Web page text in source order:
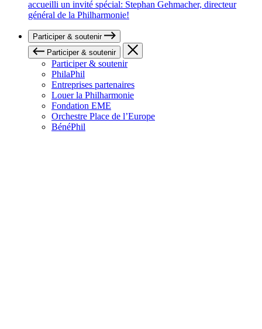
accueilli un invité spécial: Stephan Gehmacher, directeur
général de la Philharmonie!
Participer & soutenir
Participer & soutenir
Participer & soutenir
PhilaPhil
Entreprises partenaires
Louer la Philharmonie
Fondation EME
Orchestre Place de l’Europe
BénéPhil